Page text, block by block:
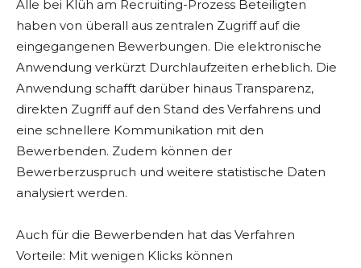
Alle bei Klüh am Recruiting-Prozess Beteiligten
haben von überall aus zentralen Zugriff auf die
eingegangenen Bewerbungen. Die elektronische
Anwendung verkürzt Durchlaufzeiten erheblich. Die
Anwendung schafft darüber hinaus Transparenz,
direkten Zugriff auf den Stand des Verfahrens und
eine schnellere Kommunikation mit den
Bewerbenden. Zudem können der
Bewerberzuspruch und weitere statistische Daten
analysiert werden.
Auch für die Bewerbenden hat das Verfahren
Vorteile: Mit wenigen Klicks können